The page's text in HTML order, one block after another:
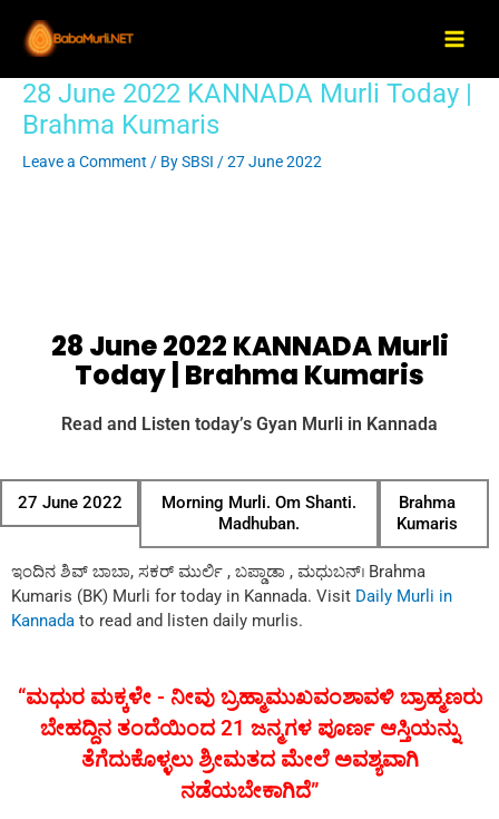
content
28 June 2022 KANNADA Murli Today |
Brahma Kumaris
Leave a Comment / BySBSI /27 June 2022
28 June 2022 KANNADA Murli
Today | Brahma Kumaris
Read and Listen today’s Gyan Murli in Kannada
27 June 2022
Morning Murli. Om Shanti.
Madhuban.
Brahma
Kumaris
ಇಂದಿನ ಶಿವ್ ಬಾಬಾ, ಸಕರ್ ಮುರ್ಲಿ , ಬಪ್ಡಾಡಾ , ಮಧುಬನ್। Brahma
Kumaris (BK) Murli for today in Kannada. Visit Daily Murli in
Kannada to read and listen daily murlis.
“ಮಧುರ ಮಕ್ಕಳೇ - ನೀವು ಬ್ರಹ್ಮಾಮುಖವಂಶಾವಳಿ ಬ್ರಾಹ್ಮಣರು
ಬೇಹದ್ದಿನ ತಂದೆಯಿಂದ 21 ಜನ್ಮಗಳ ಪೂರ್ಣ ಆಸ್ತಿಯನ್ನು
ತೆಗೆದುಕೊಳ್ಳಲು ಶ್ರೀಮತದ ಮೇಲೆ ಅವಶ್ಯವಾಗಿ
ನಡೆಯಬೇಕಾಗಿದೆ”
Post
navigation